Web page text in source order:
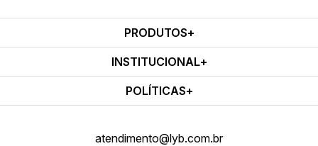
PRODUTOS
INSTITUCIONAL
POLÍTICAS
atendimento@lyb.com.br